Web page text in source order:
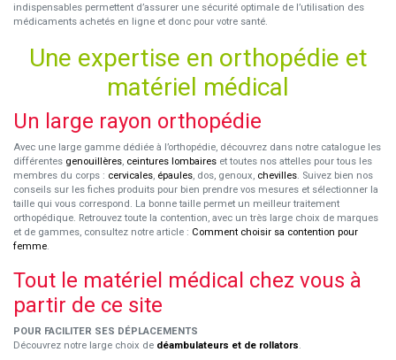
indispensables permettent d’assurer une sécurité optimale de l’utilisation des
médicaments achetés en ligne et donc pour votre santé.
Une expertise en orthopédie et
matériel médical
Un large rayon orthopédie
Avec une large gamme dédiée à l’orthopédie, découvrez dans notre catalogue les
différentes genouillères, ceintures lombaires et toutes nos attelles pour tous les
membres du corps : cervicales, épaules, dos, genoux, chevilles. Suivez bien nos
conseils sur les fiches produits pour bien prendre vos mesures et sélectionner la
taille qui vous correspond. La bonne taille permet un meilleur traitement
orthopédique. Retrouvez toute la contention, avec un très large choix de marques
et de gammes, consultez notre article : Comment choisir sa contention pour
femme.
Tout le matériel médical chez vous à
partir de ce site
POUR FACILITER SES DÉPLACEMENTS
Découvrez notre large choix de déambulateurs et de rollators.